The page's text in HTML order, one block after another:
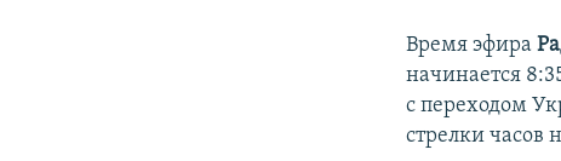
Время эфира
начинается
с переходом
стрелки часов